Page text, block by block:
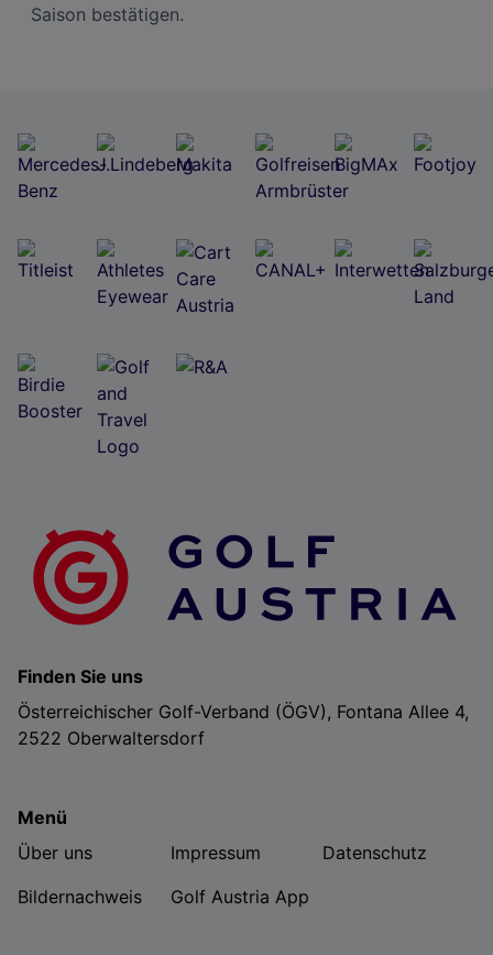
Saison bestätigen.
Finden Sie uns
Österreichischer Golf-Verband (ÖGV), Fontana Allee 4,
2522 Oberwaltersdorf
Menü
Über uns
Impressum
Datenschutz
Bildernachweis
Golf Austria App